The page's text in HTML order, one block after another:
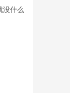
没什么